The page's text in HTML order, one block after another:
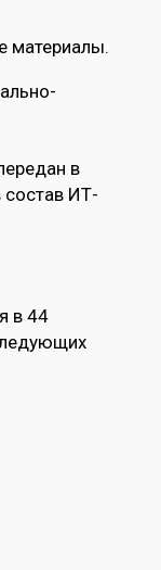
материалы.
в
ИТ-
в 44